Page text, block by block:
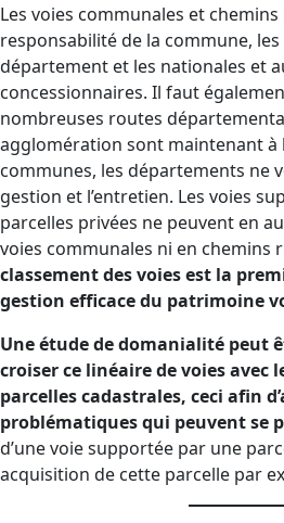
Les voies communales et
responsabilité de la commune,
département et les nationales et
concessionnaires. Il faut
nombreuses routes
agglomération sont maintenant à
communes, les départements ne
gestion et l’entretien. Les voies
parcelles privées ne peuvent en
voies communales ni en chemins
classement des voies est la
gestion efficace du patrimoine
Une étude de domanialité peut
croiser ce linéaire de voies avec
parcelles cadastrales, ceci afin
problématiques qui peuvent se
d’une voie supportée par une
acquisition de cette parcelle par